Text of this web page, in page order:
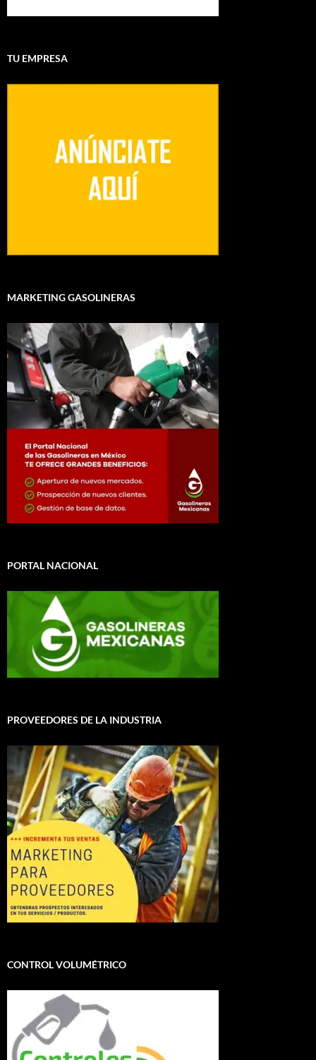
TU EMPRESA
MARKETING GASOLINERAS
PORTAL NACIONAL
PROVEEDORES DE LA INDUSTRIA
CONTROL VOLUMÉTRICO